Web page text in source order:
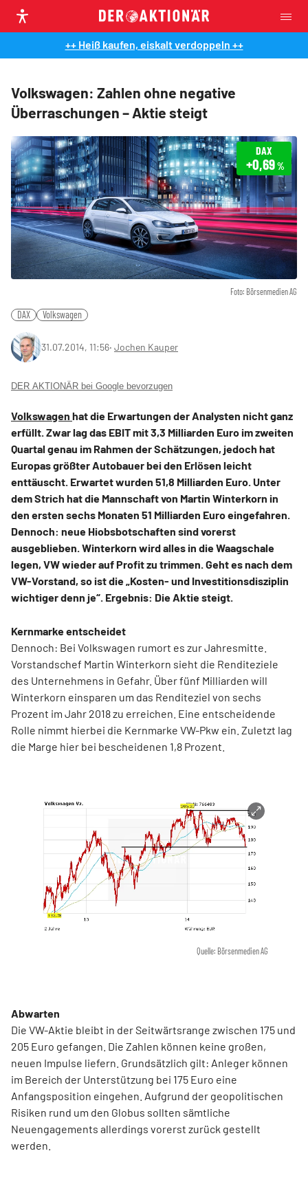
++ Heiß kaufen, eiskalt verdoppeln ++
Volkswagen: Zahlen ohne negative
Überraschungen – Aktie steigt
Foto: Börsenmedien AG
DAX
+0,69%
DAX Volkswagen
31.07.2014, 11:56‧ Jochen Kauper
DER AKTIONÄR bei Google bevorzugen
Volkswagen hat die Erwartungen der Analysten nicht ganz
erfüllt. Zwar lag das EBIT mit 3,3 Milliarden Euro im zweiten
Quartal genau im Rahmen der Schätzungen, jedoch hat
Europas größter Autobauer bei den Erlösen leicht
enttäuscht. Erwartet wurden 51,8 Milliarden Euro. Unter
dem Strich hat die Mannschaft von Martin Winterkorn in
den ersten sechs Monaten 51 Milliarden Euro eingefahren.
Dennoch: neue Hiobsbotschaften sind vorerst
ausgeblieben. Winterkorn wird alles in die Waagschale
legen, VW wieder auf Profit zu trimmen. Geht es nach dem
VW-Vorstand, so ist die „Kosten- und Investitionsdisziplin
wichtiger denn je“. Ergebnis: Die Aktie steigt.
Kernmarke entscheidet
Dennoch: Bei Volkswagen rumort es zur Jahresmitte.
Vorstandschef Martin Winterkorn sieht die Renditeziele
des Unternehmens in Gefahr. Über fünf Milliarden will
Winterkorn einsparen um das Renditeziel von sechs
Prozent im Jahr 2018 zu erreichen. Eine entscheidende
Rolle nimmt hierbei die Kernmarke VW-Pkw ein. Zuletzt lag
die Marge hier bei bescheidenen 1,8 Prozent.
Quelle: Börsenmedien AG
Abwarten
Die VW-Aktie bleibt in der Seitwärtsrange zwischen 175 und
205 Euro gefangen. Die Zahlen können keine großen,
neuen Impulse liefern. Grundsätzlich gilt: Anleger können
im Bereich der Unterstützung bei 175 Euro eine
Anfangsposition eingehen. Aufgrund der geopolitischen
Risiken rund um den Globus sollten sämtliche
Neuengagements allerdings vorerst zurück gestellt
werden.